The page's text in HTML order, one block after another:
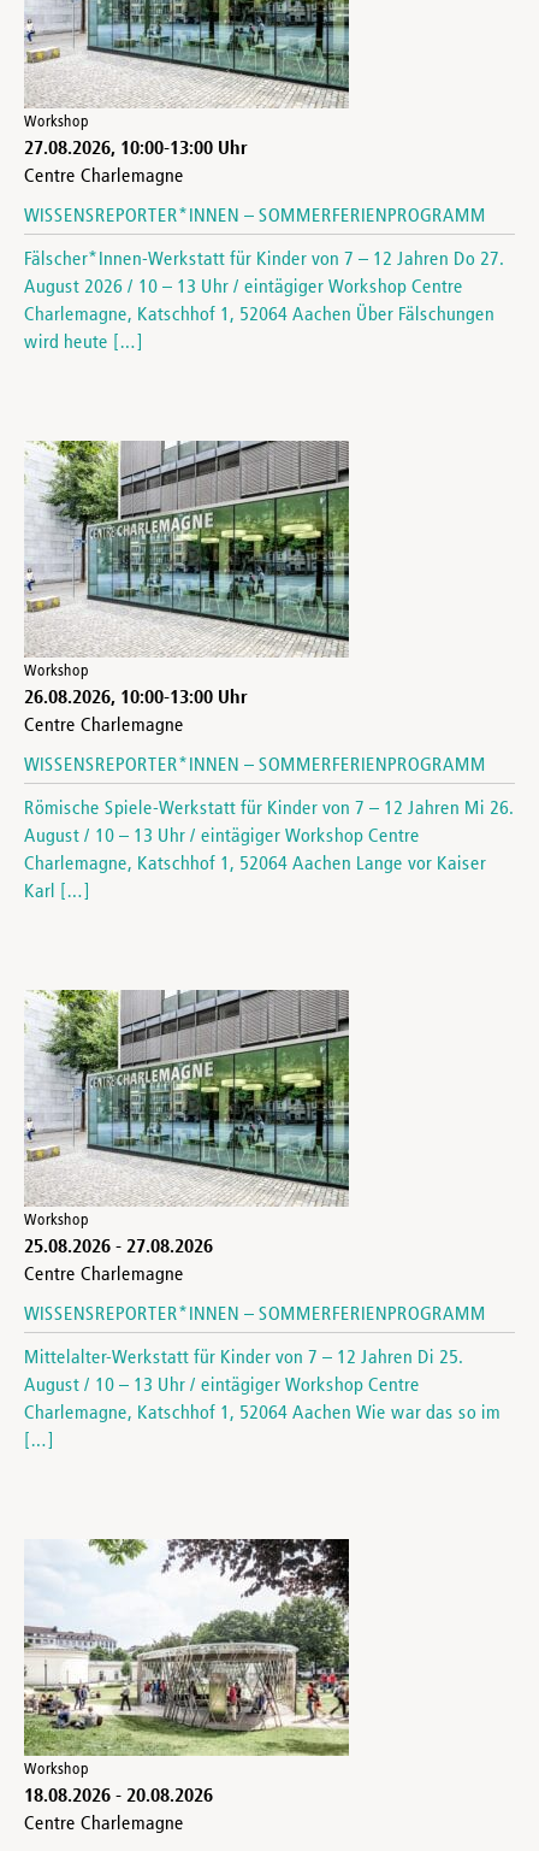
Workshop
27.08.2026, 10:00-13:00 Uhr
Centre Charlemagne
WISSENSREPORTER*INNEN – SOMMERFERIENPROGRAMM
Fälscher*Innen-Werkstatt für Kinder von 7 – 12 Jahren Do 27.
August 2026 / 10 – 13 Uhr / eintägiger Workshop Centre
Charlemagne, Katschhof 1, 52064 Aachen Über Fälschungen
wird heute […]
Workshop
26.08.2026, 10:00-13:00 Uhr
Centre Charlemagne
WISSENSREPORTER*INNEN – SOMMERFERIENPROGRAMM
Römische Spiele-Werkstatt für Kinder von 7 – 12 Jahren Mi 26.
August / 10 – 13 Uhr / eintägiger Workshop Centre
Charlemagne, Katschhof 1, 52064 Aachen Lange vor Kaiser
Karl […]
Workshop
25.08.2026 - 27.08.2026
Centre Charlemagne
WISSENSREPORTER*INNEN – SOMMERFERIENPROGRAMM
Mittelalter-Werkstatt für Kinder von 7 – 12 Jahren Di 25.
August / 10 – 13 Uhr / eintägiger Workshop Centre
Charlemagne, Katschhof 1, 52064 Aachen Wie war das so im
[…]
Workshop
18.08.2026 - 20.08.2026
Centre Charlemagne